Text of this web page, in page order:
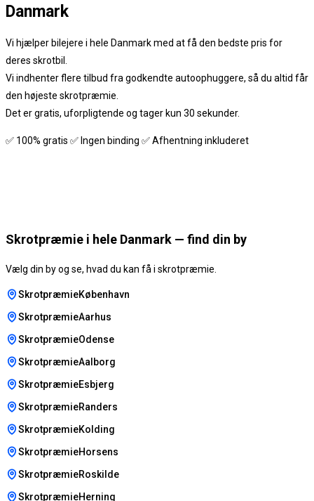
Danmark
Vi hjælper bilejere i hele Danmark med at få den bedste pris for
deres skrotbil.
Vi indhenter flere tilbud fra godkendte autoophuggere, så du altid får
den højeste skrotpræmie.
Det er gratis, uforpligtende og tager kun 30 sekunder.
✅ 100% gratis ✅ Ingen binding ✅ Afhentning inkluderet
Skrotpræmie i hele Danmark — find din by
Vælg din by og se, hvad du kan få i skrotpræmie.
SkrotpræmieKøbenhavn
SkrotpræmieAarhus
SkrotpræmieOdense
SkrotpræmieAalborg
SkrotpræmieEsbjerg
SkrotpræmieRanders
SkrotpræmieKolding
SkrotpræmieHorsens
SkrotpræmieRoskilde
SkrotpræmieHerning